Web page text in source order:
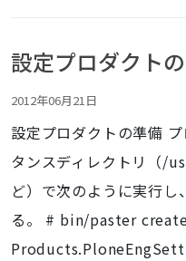
設定プロダクト
2012年06月21日
設定プロダクトの準備
タンスディレクトリ（/
ど）で次のように実行
る。 # bin/paster